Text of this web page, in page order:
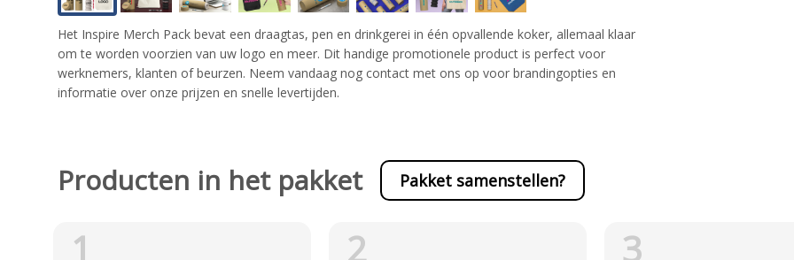
Het Inspire Merch Pack bevat een draagtas, pen en drinkgerei in één opvallende koker, allemaal klaar
om te worden voorzien van uw logo en meer. Dit handige promotionele product is perfect voor
werknemers, klanten of beurzen. Neem vandaag nog contact met ons op voor brandingopties en
informatie over onze prijzen en snelle levertijden.
Producten in het pakket Pakket samenstellen?
1 2 3